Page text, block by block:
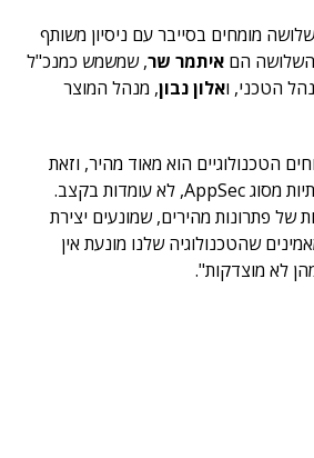
מומחים בסייבר עם ניסיון משותף
איתמר שר, שמשמש כמנכ"ל
הטכני, ואלון נבון, מנהל המוצר
הטכנולוגיים הוא מאוד מהיר, וזאת
הסיבה שמערכות מסורתיות מסוג AppSec, לא עומדות בקצב.
של פתרונות מהירים, שמונעים יצירת
שהטכנולוגיה שלנו מונעת אין
לא מוצדקות".